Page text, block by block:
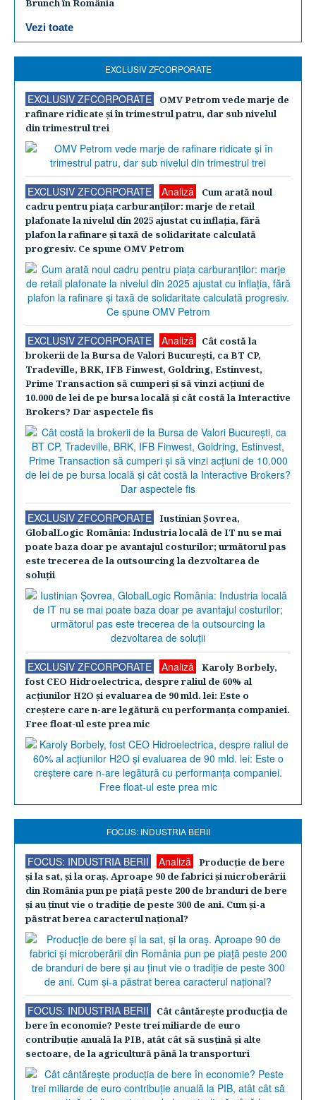
Brunch în România
Vezi toate
EXCLUSIV ZFCORPORATE
EXCLUSIV ZFCORPORATE
OMV Petrom vede marje de
rafinare ridicate şi în trimestrul patru, dar sub nivelul
din trimestrul trei
EXCLUSIV ZFCORPORATE Analiză
Cum arată noul
cadru pentru piaţa carburanţilor: marje de retail
plafonate la nivelul din 2025 ajustat cu inflaţia, fără
plafon la rafinare şi taxă de solidaritate calculată
progresiv. Ce spune OMV Petrom
EXCLUSIV ZFCORPORATE Analiză
Cât costă la
brokerii de la Bursa de Valori Bucureşti, ca BT CP,
Tradeville, BRK, IFB Finwest, Goldring, Estinvest,
Prime Transaction să cumperi şi să vinzi acţiuni de
10.000 de lei de pe bursa locală şi cât costă la Interactive
Brokers? Dar aspectele fis
EXCLUSIV ZFCORPORATE
Iustinian Şovrea,
GlobalLogic România: Industria locală de IT nu se mai
poate baza doar pe avantajul costurilor; următorul pas
este trecerea de la outsourcing la dezvoltarea de
soluţii
EXCLUSIV ZFCORPORATE Analiză
Karoly Borbely,
fost CEO Hidroelectrica, despre raliul de 60% al
acţiunilor H2O şi evaluarea de 90 mld. lei: Este o
creştere care n-are legătură cu performanţa companiei.
Free float-ul este prea mic
FOCUS: INDUSTRIA BERII
FOCUS: INDUSTRIA BERII Analiză
Producţie de bere
şi la sat, şi la oraş. Aproape 90 de fabrici şi microberării
din România pun pe piaţă peste 200 de branduri de bere
şi au ţinut vie o tradiţie de peste 300 de ani. Cum şi-a
păstrat berea caracterul naţional?
FOCUS: INDUSTRIA BERII
Cât cântăreşte producţia de
bere în economie? Peste trei miliarde de euro
contribuţie anuală la PIB, atât cât să susţină şi alte
sectoare, de la agricultură până la transporturi